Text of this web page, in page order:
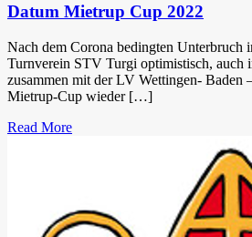
Datum Mietrup Cup 2022
Nach dem Corona bedingten Unterbruch
Turnverein STV Turgi optimistisch, auch
zusammen mit der LV Wettingen- Baden
Mietrup-Cup wieder […]
Read More